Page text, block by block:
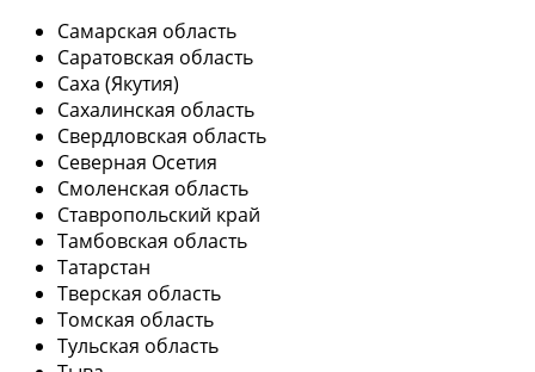
Самарская область
Саратовская область
Саха (Якутия)
Сахалинская область
Свердловская область
Северная Осетия
Смоленская область
Ставропольский край
Тамбовская область
Татарстан
Тверская область
Томская область
Тульская область